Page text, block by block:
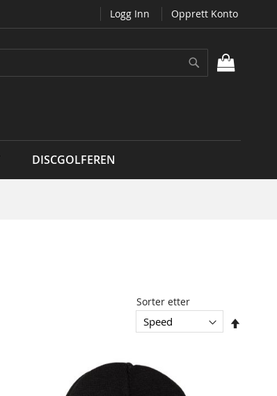
Logg Inn Opprett Konto
DISCGOLFEREN
Sorter etter